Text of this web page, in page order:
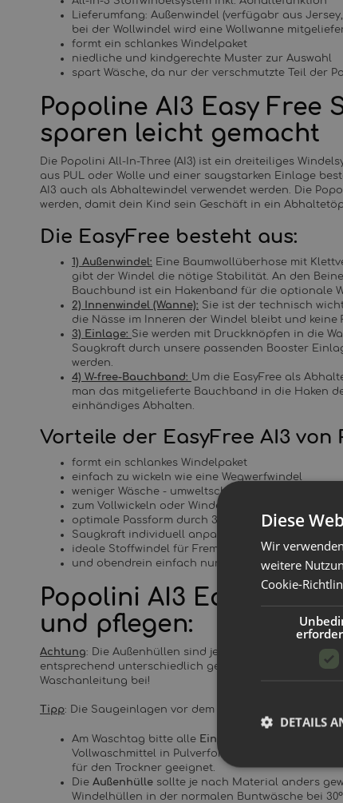
Lieferumfang: Außenwindel (verfügabr aus
bei der Wollwindel wird eine Wollwanne
formt ein schlankes Windelpaket
niedliche und kindgerechte Muster zur Auswahl
spart Wäsche, da nur der verschmutzte Teil der
Popoline AI3 Easy Free
sparen leicht gemacht
Die Popolini All-In-Three (AI3) ist ein dreiteiliges
aus PUL oder Wolle und einer saugstarken Einlage
AI3 auch als Abhaltewindel verwendet werden. Die
werden, damit dein Kind sein Geschäft in ein
Die EasyFree besteht aus:
1) Außenwindel: Eine Baumwollüberhose mit
gibt der Windel die nötige Stabilität. An den
Bauchbund ist ein Hakenband für die optionale
2) Innenwindel (Wanne): Sie ist der technisch
die Nässe im Inneren der Windel bleibt und keine
3) Einlage: Sie werden mit Druckknöpfen in die
Saugkraft durch unsere passenden Booster
werden.
4) W-free-Bauchband: Um die EasyFree als
man das mitgelieferte Bauchband in die Haken
einhändiges Abhalten.
Vorteile der EasyFree AI3 von
formt ein schlankes Windelpaket
einfach zu wickeln wie eine Wegwerfwindel
weniger Wäsche - umweltschonender
zum Vollwickeln oder Windelfrei
optimale Passform durch 3 verfügbare Größen
Saugkraft individuell anpassbar
ideale Stoffwindel für Fremdbetreuung, Krippe etc.
und obendrein einfach nur schön!
Popolini AI3 Easy Free
und pflegen:
Achtung: Die Außenhüllen sind je nach Farbe aus
entsprechend unterschiedlich gewaschen werden. Zu
Waschanleitung bei!
Tipp: Die Saugeinlagen vor dem ersten Gebrauch 1-3
Am Waschtag bitte alle Einlagen
aus der Windel
Vollwaschmittel in Pulverform oder eine
für den Trockner geeignet.
Die Außenhülle sollte je nach Material anders
Windelhüllen in der normalen Buntwäsche bei
Diese
Wir
weitere
Cookie-
DETAILS